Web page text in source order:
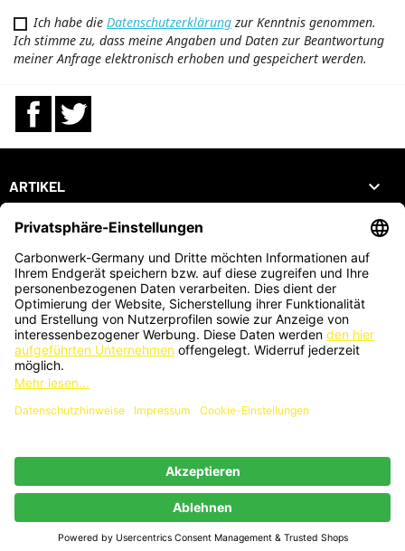
Ich habe die Datenschutzerklärung zur Kenntnis genommen.
Ich stimme zu, dass meine Angaben und Daten zur Beantwortung
meiner Anfrage elektronisch erhoben und gespeichert werden.
Facebook
ARTIKEL 
UNTERNEHMEN 
DEIN KONTO 
SHOP
© 2026 - Webdesign by PriTumble